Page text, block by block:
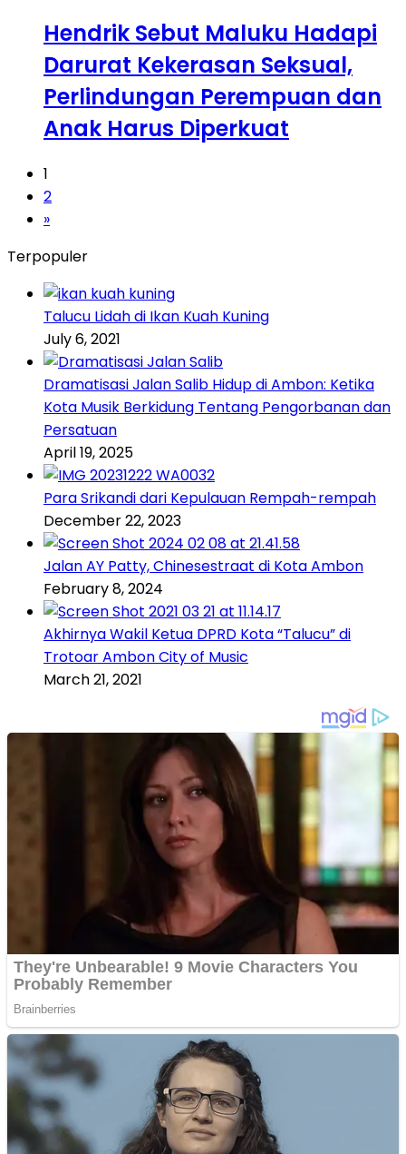
Hendrik Sebut Maluku Hadapi
Darurat Kekerasan Seksual,
Perlindungan Perempuan dan
Anak Harus Diperkuat
1
2
»
Terpopuler
Talucu Lidah di Ikan Kuah Kuning
July 6, 2021
Dramatisasi Jalan Salib Hidup di Ambon: Ketika
Kota Musik Berkidung Tentang Pengorbanan dan
Persatuan
April 19, 2025
Para Srikandi dari Kepulauan Rempah-rempah
December 22, 2023
Jalan AY Patty, Chinesestraat di Kota Ambon
February 8, 2024
Akhirnya Wakil Ketua DPRD Kota “Talucu” di
Trotoar Ambon City of Music
March 21, 2021